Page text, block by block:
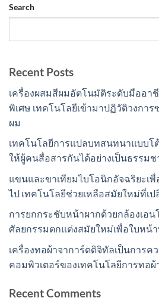
Search
Recent Posts
เครื่องผสมสีผมอัตโนมัติระดับมืออา
พิเศษ เทคโนโลยีเข้ามาปฏิวัติวงกา
ผม
เทคโนโลยีการแปลบทสนทนาแบบโ
ให้ผู้คนสื่อสารกันได้อย่างเป็นธรรม
แขนและขาเทียมไบโอนิกอัจฉริยะเ
ไป เทคโนโลยีช่วยเหลือสมัยใหม่ที่เ
การยกกระชับหน้าผากด้วยกล้องเอน
ศัลยกรรมตกแต่งสมัยใหม่เพื่อใบหน้
เครื่องทอผ้าจาการ์ดดิจิทัลเป็นการค
คอมพิวเตอร์ของเทคโนโลยีการทอ
Recent Comments